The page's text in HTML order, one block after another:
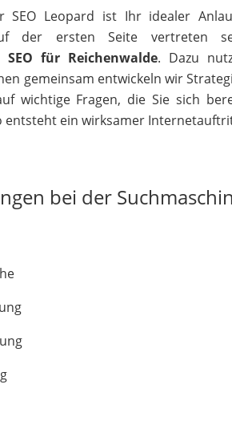
SEO Leopard ist Ihr idealer
der ersten Seite vertreten
SEO für Reichenwalde. Dazu
gemeinsam entwickeln wir
wichtige Fragen, die Sie sich
entsteht ein wirksamer
bei der